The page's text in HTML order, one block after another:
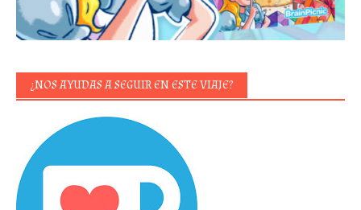
¿NOS AYUDAS A SEGUIR EN ESTE VIAJE?